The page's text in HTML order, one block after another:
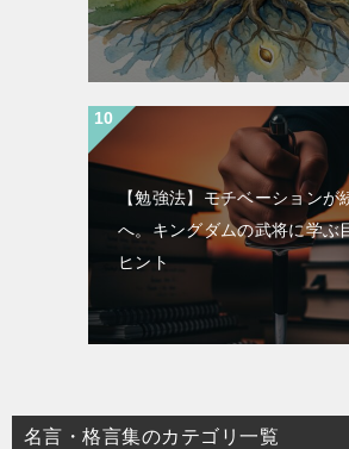
【勉強法】モチベーションが
へ。キングダムの武将に学ぶ
ヒント
名言・格言集のカテゴリ一覧